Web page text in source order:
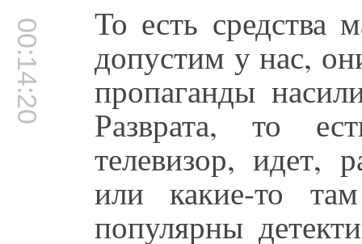
00:14:20 То есть средства
допустим у нас,
пропаганды
Разврата, то
телевизор, идет,
или какие-то
популярны